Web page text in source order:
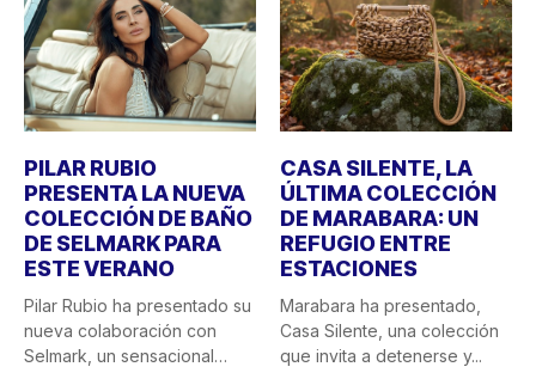
PILAR RUBIO
PRESENTA LA NUEVA
COLECCIÓN DE BAÑO
DE SELMARK PARA
ESTE VERANO
Pilar Rubio ha presentado su
nueva colaboración con
Selmark, un sensacional
CASA SILENTE, LA
ÚLTIMA COLECCIÓN
DE MARABARA: UN
REFUGIO ENTRE
ESTACIONES
Marabara ha presentado,
Casa Silente, una colección
que invita a detenerse y...